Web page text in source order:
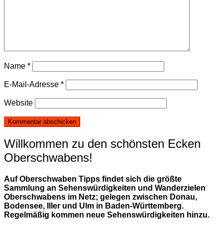
Name *
E-Mail-Adresse *
Website
Willkommen zu den schönsten Ecken
Oberschwabens!
Auf Oberschwaben Tipps findet sich die größte
Sammlung an Sehenswürdigkeiten und Wanderzielen
Oberschwabens im Netz; gelegen zwischen Donau,
Bodensee, Iller und Ulm in Baden-Württemberg.
Regelmäßig kommen neue Sehenswürdigkeiten hinzu.